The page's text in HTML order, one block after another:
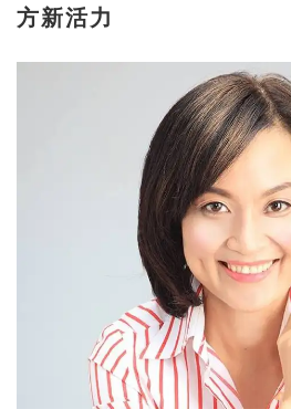
方新活力